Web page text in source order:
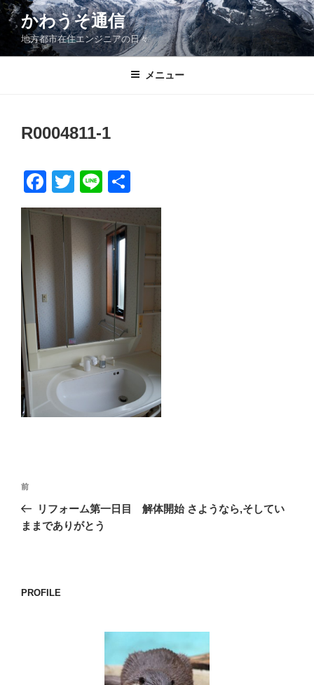
コ
ン
ン
かわうそ通信
地方都市在住エンジニアの日々
メニュー
R0004811-1
F
a
b
o
k
T
wi
tt
er
Li
n
e
有
投
ナ
シ
前
の
投
前
リフォーム第一日目 解体開始 さようなら,そしてい
ままでありがとう
PROFILE